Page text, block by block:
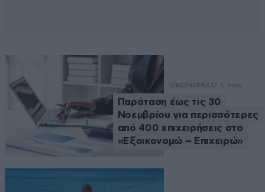
ΟΙΚΟΝΟΜΙΑ 17 λ. πριν
Παράταση έως τις 30
Νοεμβρίου για περισσότερες
από 400 επιχειρήσεις στο
«Εξοικονομώ – Επιχειρώ»